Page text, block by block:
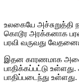
உலகையே அச்சுறுத்தி
கொடூர அரக்கனாக
பரவி வருவது
இதன காரணமாக
பாதிக்கப்பட்டு
பாதிப்படைந்து உள்ளது.